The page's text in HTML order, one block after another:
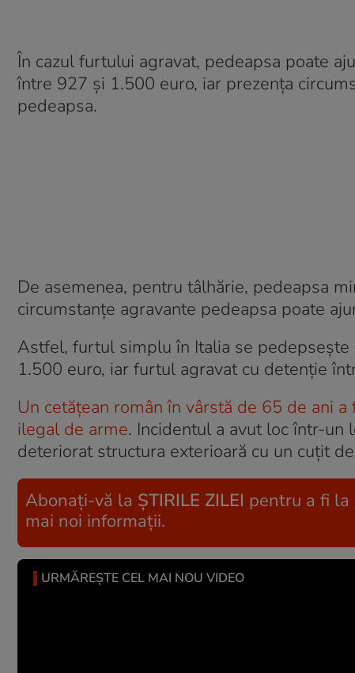
În cazul furtului agravat, pedeapsa poate
între 927 și 1.500 euro, iar prezența
pedeapsa.
De asemenea, pentru tâlhărie, pedeapsa
circumstanțe agravante pedeapsa poate
Astfel, furtul simplu în Italia se pedepsește
1.500 euro, iar furtul agravat cu detenție
Un cetățean român în vârstă de 65 de ani
ilegal de arme. Incidentul a avut loc într-un
deteriorat structura exterioară cu un cuțit
Abonați-vă la ȘTIRILE ZILEI pentru a fi la
mai noi informații.
URMĂREȘTE CEL MAI NOU VIDEO